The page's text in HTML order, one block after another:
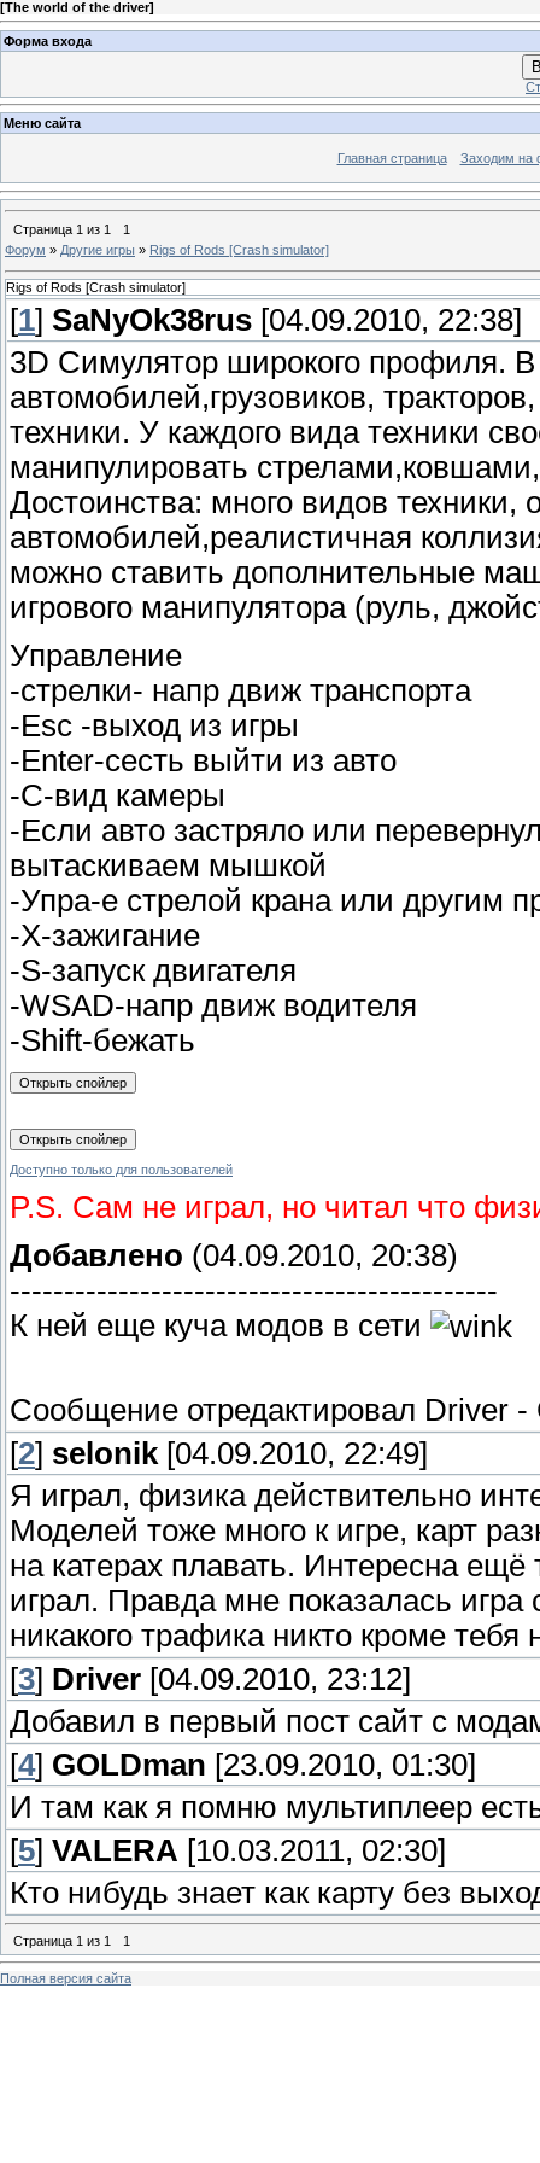
[The world of the driver]
Форма входа
Меню сайта
Главная страница Заходим на
Страница 1 из 1
1
Форум » Другие игры » Rigs of Rods [Crash simulator]
Rigs of Rods [Crash simulator]
[1] SaNyOk38rus [04.09.2010, 22:38]
3D Симулятор широкого профиля.
автомобилей,грузовиков,
техники. У каждого вида техники
манипулировать
Достоинства: много видов техники,
автомобилей,реалистичная
можно ставить дополнительные
игрового манипулятора (руль,
Управление
-стрелки- напр движ транспорта
-Esc -выход из игры
-Enter-сесть выйти из авто
-C-вид камеры
-Если авто застряло или
вытаскиваем мышкой
-Упра-е стрелой крана или другим
-X-зажигание
-S-запуск двигателя
-WSAD-напр движ водителя
-Shift-бежать
Доступно только для пользователей
P.S. Сам не играл, но читал что
Добавлено (04.09.2010, 20:38)
---------------------------------------------
К ней еще куча модов в сети
Сообщение отредактировал Driver -
[2] selonik [04.09.2010, 22:49]
Я играл, физика действительно
Моделей тоже много к игре, карт
на катерах плавать. Интересна
играл. Правда мне показалась игра
никакого трафика никто кроме
[3] Driver [04.09.2010, 23:12]
Добавил в первый пост сайт с
[4] GOLDman [23.09.2010, 01:30]
И там как я помню мультиплеер
[5] VALERA [10.03.2011, 02:30]
Кто нибудь знает как карту без
Страница 1 из 1 1
Полная версия сайта